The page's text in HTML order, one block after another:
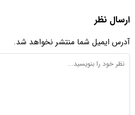
ارسال نظر
آدرس ایمیل شما منتشر نخواهد شد.